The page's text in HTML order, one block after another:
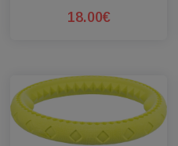
18.00€